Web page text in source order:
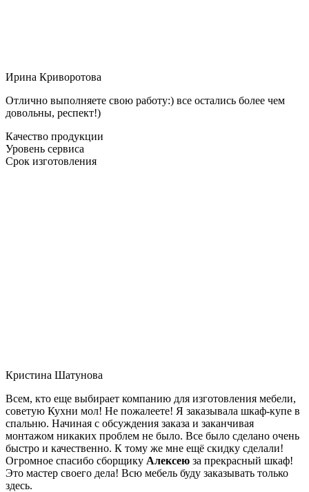
Ирина Криворотова
Отлично выполняете свою работу:) все остались более чем
довольны, респект!)
Качество продукции
Уровень сервиса
Срок изготовления
Кристина Шатунова
Всем, кто еще выбирает компанию для изготовления мебели,
советую Кухни мол! Не пожалеете! Я заказывала шкаф-купе в
спальню. Начиная с обсуждения заказа и заканчивая
монтажом никаких проблем не было. Все было сделано очень
быстро и качественно. К тому же мне ещё скидку сделали!
Огромное спасибо сборщику Алексею за прекрасный шкаф!
Это мастер своего дела! Всю мебель буду заказывать только
здесь.